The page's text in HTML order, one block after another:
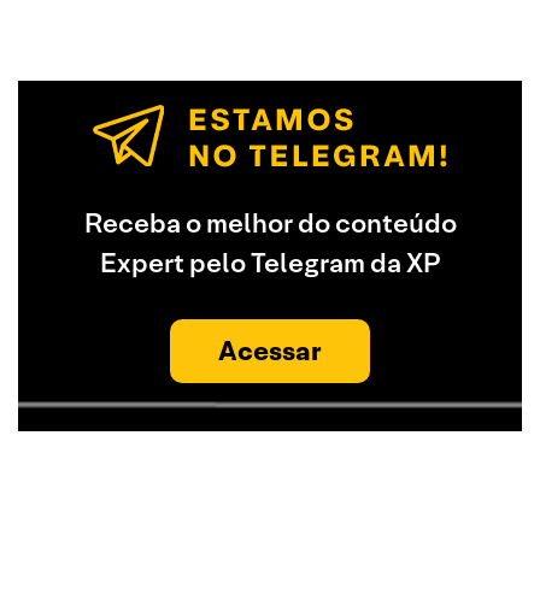
Receba o melhor do conteúdo
Expert pelo Telegram da XP
Acessar